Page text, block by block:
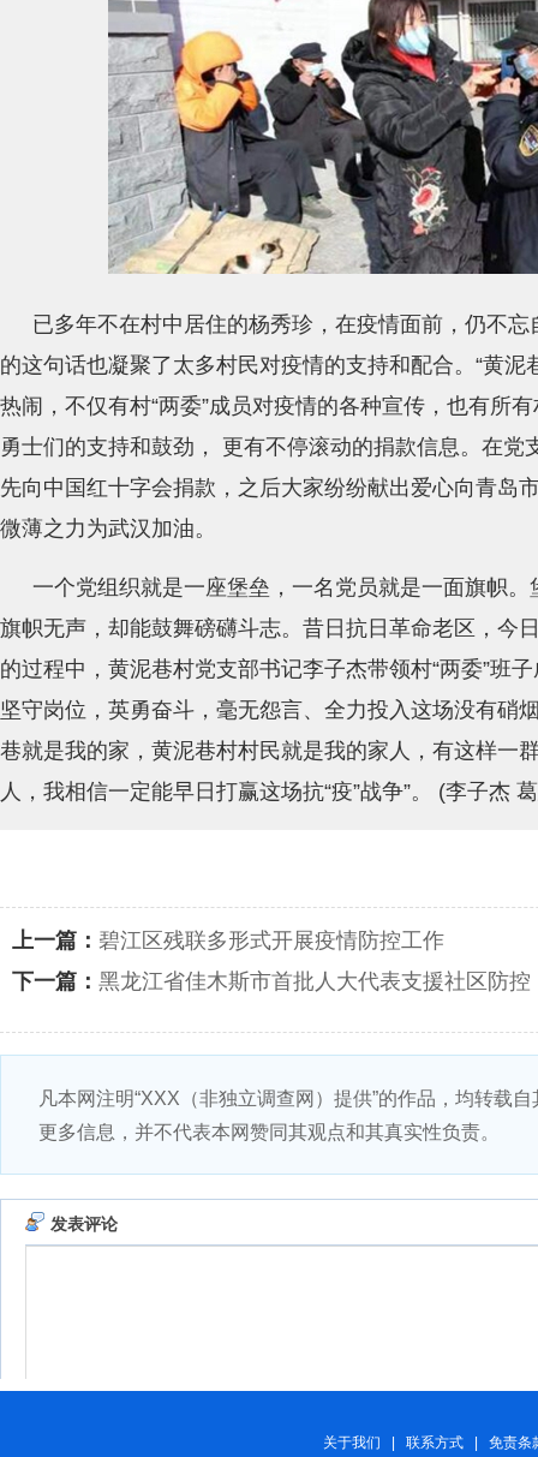
已多年不在村中居住的杨秀珍，在疫情面前，仍不
的这句话也凝聚了太多村民对疫情的支持和配合。“黄泥
热闹，不仅有村“两委”成员对疫情的各种宣传，也有所
勇士们的支持和鼓劲， 更有不停滚动的捐款信息。在党
先向中国红十字会捐款，之后大家纷纷献出爱心向青岛
微薄之力为武汉加油。
一个党组织就是一座堡垒，一名党员就是一面旗帜
旗帜无声，却能鼓舞磅礴斗志。昔日抗日革命老区，今
的过程中，黄泥巷村党支部书记李子杰带领村“两委”班
坚守岗位，英勇奋斗，毫无怨言、全力投入这场没有硝
巷就是我的家，黄泥巷村村民就是我的家人，有这样一
人，我相信一定能早日打赢这场抗“疫”战争”。 (李子杰
上一篇： 碧江区残联多形式开展疫情防控工作
下一篇： 黑龙江省佳木斯市首批人大代表支援社区防控
凡本网注明“XXX（非独立调查网）提供”的作品，均转载
更多信息，并不代表本网赞同其观点和其真实性负责。
关于我们 联系方式
免责条